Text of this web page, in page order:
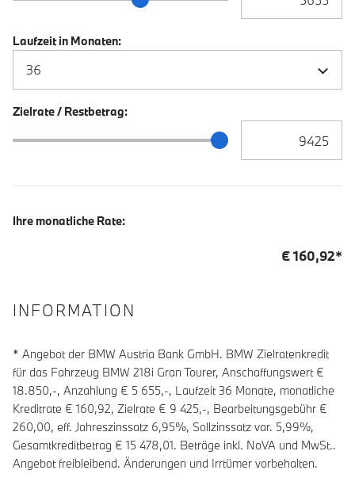
Laufzeit in Monaten:
Zielrate / Restbetrag:
Zielrate / Restbetrag Schieberegler
Ihre monatliche Rate:
€160,92*
INFORMATION
* Angebot der BMW Austria Bank GmbH. BMW Zielratenkredit
für das Fahrzeug BMW 218i Gran Tourer, Anschaffungswert €
18.850,-, Anzahlung € 5 655,-, Laufzeit36 Monate, monatliche
Kreditrate € 160,92, Zielrate € 9 425,-, Bearbeitungsgebühr €
260,00, eff. Jahreszinssatz 6,95%, Sollzinssatz var. 5,99%,
Gesamtkreditbetrag € 15 478,01. Beträge inkl. NoVA und MwSt..
Angebot freibleibend. Änderungen und Irrtümer vorbehalten.